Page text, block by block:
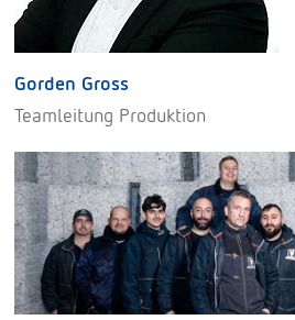
Gorden Gross
Teamleitung Produktion